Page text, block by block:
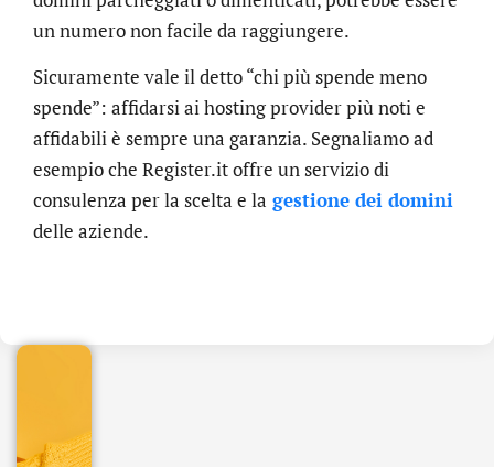
un numero non facile da raggiungere.
Sicuramente vale il detto “chi più spende meno
spende”: affidarsi ai hosting provider più noti e
affidabili è sempre una garanzia. Segnaliamo ad
esempio che Register.it offre un servizio di
consulenza per la scelta e la gestione dei domini
delle aziende.